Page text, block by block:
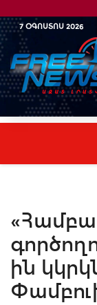
7 ՕԳՈՍՏՈՍ 2026
ին